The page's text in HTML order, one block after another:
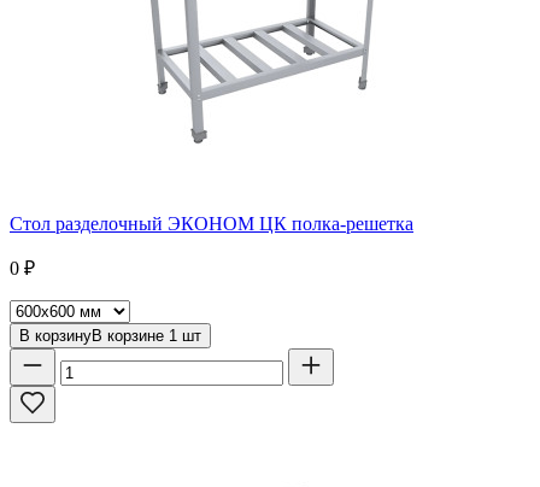
Стол разделочный ЭКОНОМ ЦК полка-решетка
0 ₽
В корзинуВ корзине 1 шт